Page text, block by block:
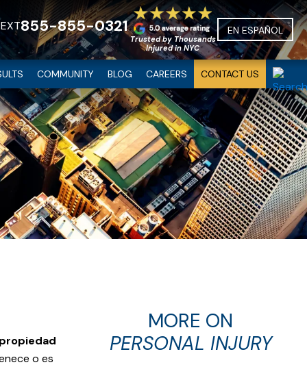
855-855-0321
Trusted by Thousands
Injured in NYC
EN ESPAÑOL
COMMUNITY BLOG CAREERS CONTACT US
o es
MORE ON
PERSONAL INJURY